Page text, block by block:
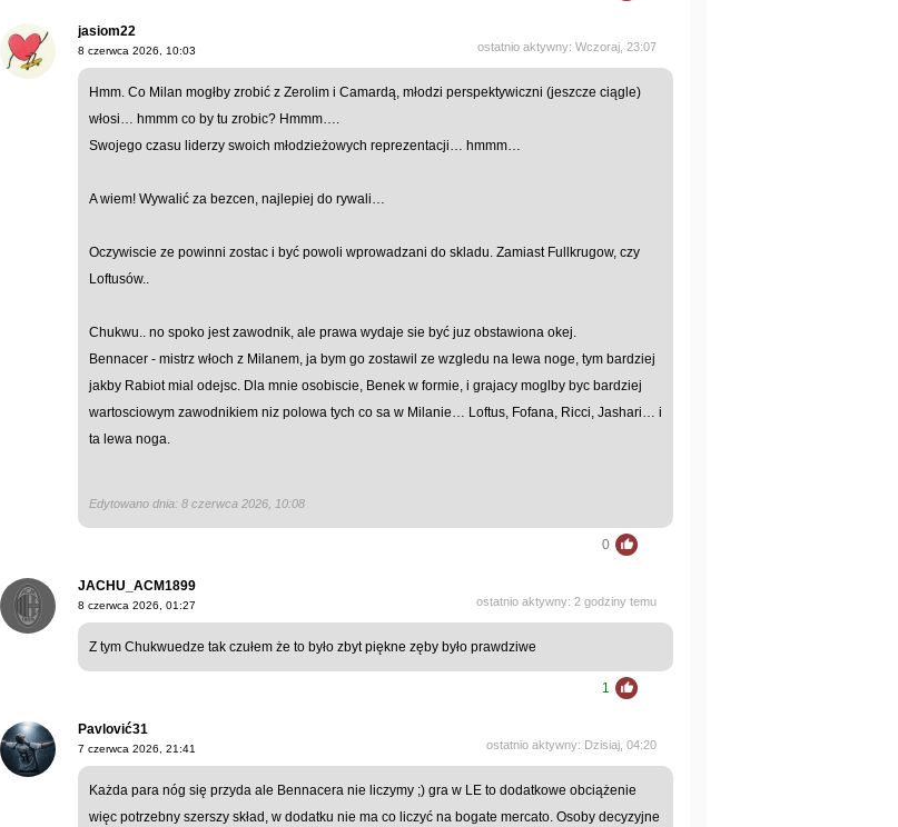
jasiom22
ostatnio aktywny: Wczoraj, 23:07
8 czerwca 2026, 10:03
Hmm. Co Milan mogłby zrobić z Zerolim i Camardą, młodzi perspektywiczni (jeszcze ciągle)
włosi… hmmm co by tu zrobic? Hmmm….
Swojego czasu liderzy swoich młodzieżowych reprezentacji… hmmm…
A wiem! Wywalić za bezcen, najlepiej do rywali…
Oczywiscie ze powinni zostac i być powoli wprowadzani do skladu. Zamiast Fullkrugow, czy
Loftusów..
Chukwu.. no spoko jest zawodnik, ale prawa wydaje sie być juz obstawiona okej.
Bennacer - mistrz włoch z Milanem, ja bym go zostawil ze wzgledu na lewa noge, tym bardziej
jakby Rabiot mial odejsc. Dla mnie osobiscie, Benek w formie, i grajacy moglby byc bardziej
wartosciowym zawodnikiem niz polowa tych co sa w Milanie… Loftus, Fofana, Ricci, Jashari… i
ta lewa noga.
Edytowano dnia: 8 czerwca 2026, 10:08
0
JACHU_ACM1899
ostatnio aktywny: 2 godziny temu
8 czerwca 2026, 01:27
Z tym Chukwuedze tak czułem że to było zbyt piękne zęby było prawdziwe
1
Pavlović31
ostatnio aktywny: Dzisiaj, 04:20
7 czerwca 2026, 21:41
Każda para nóg się przyda ale Bennacera nie liczymy ;) gra w LE to dodatkowe obciążenie
więc potrzebny szerszy skład, w dodatku nie ma co liczyć na bogate mercato. Osoby decyzyjne